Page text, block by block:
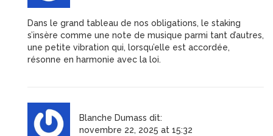
Dans le grand tableau de nos obligations, le staking
s’insère comme une note de musique parmi tant d’autres,
une petite vibration qui, lorsqu’elle est accordée,
résonne en harmonie avec la loi.
Blanche Dumass dit:
novembre 22, 2025 at 15:32